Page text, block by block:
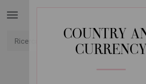
COUNTRY
CURRENCY